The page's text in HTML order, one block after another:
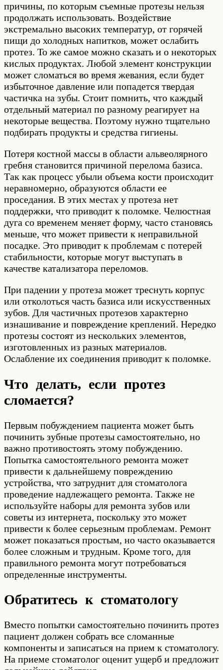
причины, по которым съемные протезы нельзя
продолжать использовать. Воздействие
экстремально высоких температур, от горячей
пищи до холодных напитков, может ослабить
протез. То же самое можно сказать и о некоторых
кислых продуктах. Любой элемент конструкции
может сломаться во время жевания, если будет
избыточное давление или попадется твердая
частичка на зубы. Стоит помнить, что каждый
отдельный материал по разному реагирует на
некоторые вещества. Поэтому нужно тщательно
подбирать продукты и средства гигиены.
Потеря костной массы в области альвеолярного
гребня становится причиной перелома базиса.
Так как процесс убыли объема кости происходит
неравномерно, образуются области ее
проседания. В этих местах у протеза нет
поддержки, что приводит к поломке. Челюстная
дуга со временем меняет форму, часто становясь
меньше, что может привести к неправильной
посадке. Это приводит к проблемам с потерей
стабильности, которые могут выступать в
качестве катализатора переломов.
При падении у протеза может треснуть корпус
или отколоться часть базиса или искусственных
зубов. Для частичных протезов характерно
изнашивание и повреждение креплений. Нередко
протезы состоят из нескольких элементов,
изготовленных из разных материалов.
Ослабление их соединения приводит к поломке.
Что делать, если протез
сломается?
Первым побуждением пациента может быть
починить зубные протезы самостоятельно, но
важно противостоять этому побуждению.
Попытка самостоятельного ремонта может
привести к дальнейшему повреждению
устройства, что затруднит для стоматолога
проведение надлежащего ремонта. Также не
используйте наборы для ремонта зубов или
советы из интернета, поскольку это может
привести к более серьезным проблемам. Ремонт
может показаться простым, но часто оказывается
более сложным и трудным. Кроме того, для
правильного ремонта могут потребоваться
определенные инструменты.
Обратитесь к стоматологу
Вместо попытки самостоятельно починить протез
пациент должен собрать все сломанные
компоненты и записаться на прием к стоматологу.
На приеме стоматолог оценит ущерб и предложит